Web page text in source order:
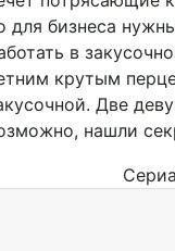
для бизнеса
в
крутым
Две
нашли